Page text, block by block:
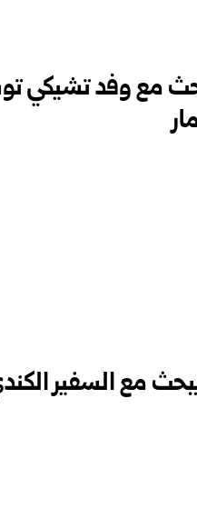
مع وفد تشيكي
مع السفير